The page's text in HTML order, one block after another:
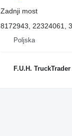
Zadnji most
8172943, 22324061,
Poljska
F.U.H. TruckTrader